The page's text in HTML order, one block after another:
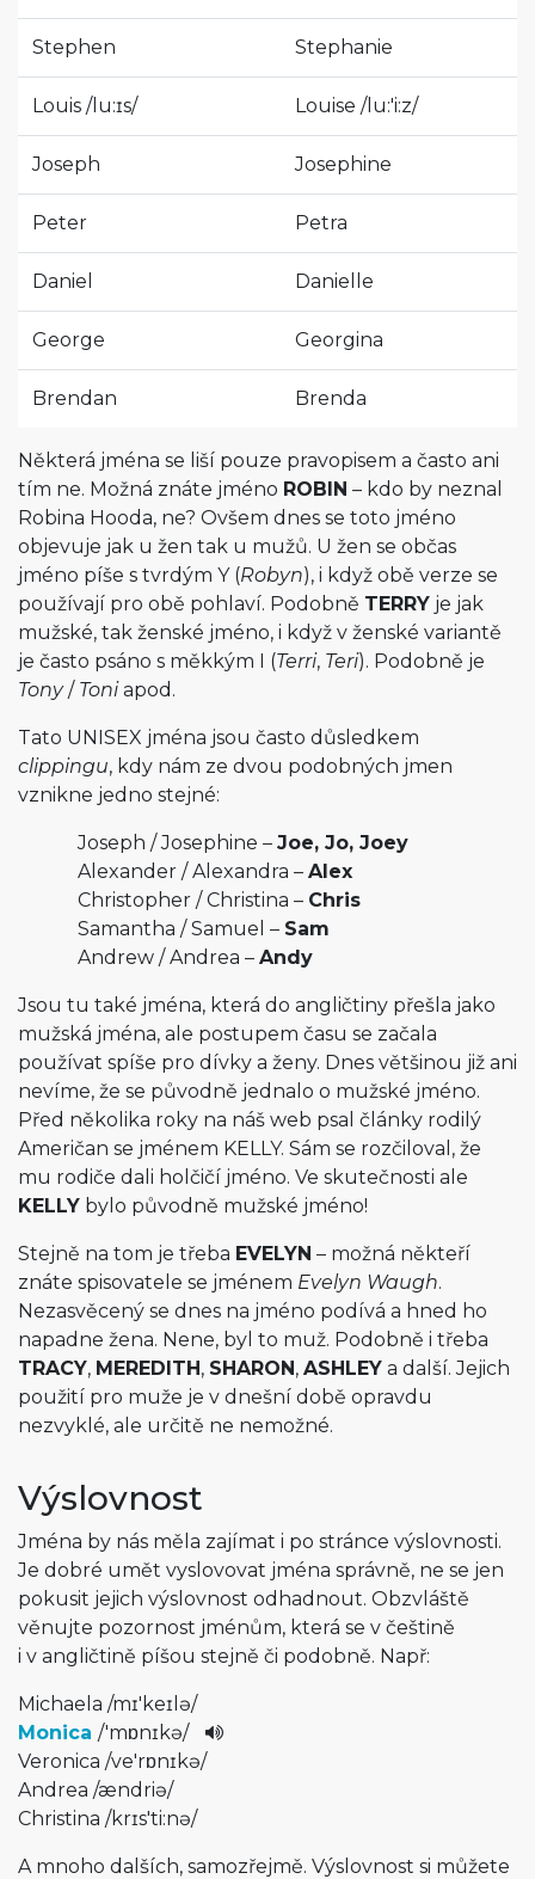
Stephen Stephanie
Louis /lu:ɪs/ Louise /lu:'i:z/
Joseph Josephine
Peter Petra
Daniel Danielle
George Georgina
Brendan Brenda
Některá jména se liší pouze pravopisem a často ani
tím ne. Možná znáte jméno ROBIN – kdo by neznal
Robina Hooda, ne? Ovšem dnes se toto jméno
objevuje jak u žen tak u mužů. U žen se občas
jméno píše s tvrdým Y (Robyn), i když obě verze se
používají pro obě pohlaví. Podobně TERRY je jak
mužské, tak ženské jméno, i když v ženské variantě
je často psáno s měkkým I (Terri, Teri). Podobně je
Tony/ Toniapod.
Tato UNISEX jména jsou často důsledkem
clippingu, kdy nám ze dvou podobných jmen
vznikne jedno stejné:
Joseph / Josephine – Joe, Jo, Joey
Alexander / Alexandra – Alex
Christopher / Christina – Chris
Samantha / Samuel – Sam
Andrew / Andrea – Andy
Jsou tu také jména, která do angličtiny přešla jako
mužská jména, ale postupem času se začala
používat spíše pro dívky a ženy. Dnes většinou již ani
nevíme, že se původně jednalo o mužské jméno.
Před několika roky na náš web psal články rodilý
Američan se jménem KELLY. Sám se rozčiloval, že
mu rodiče dali holčičí jméno. Ve skutečnosti ale
KELLY bylo původně mužské jméno!
Stejně na tom je třeba EVELYN – možná někteří
znáte spisovatele se jménem Evelyn Waugh.
Nezasvěcený se dnes na jméno podívá a hned ho
napadne žena. Nene, byl to muž. Podobně i třeba
TRACY, MEREDITH, SHARON, ASHLEY a další. Jejich
použití pro muže je v dnešní době opravdu
nezvyklé, ale určitě ne nemožné.
Výslovnost
Jména by nás měla zajímat i po stránce výslovnosti.
Je dobré umět vyslovovat jména správně, ne se jen
pokusit jejich výslovnost odhadnout. Obzvláště
věnujte pozornost jménům, která se v češtině
i v angličtině píšou stejně či podobně. Např:
Michaela /mɪ'keɪlə/
Monica /'mɒnɪkə/
Veronica /ve'rɒnɪkə/
Andrea /ændriə/
Christina /krɪs'ti:nə/
A mnoho dalších, samozřejmě. Výslovnost si můžete